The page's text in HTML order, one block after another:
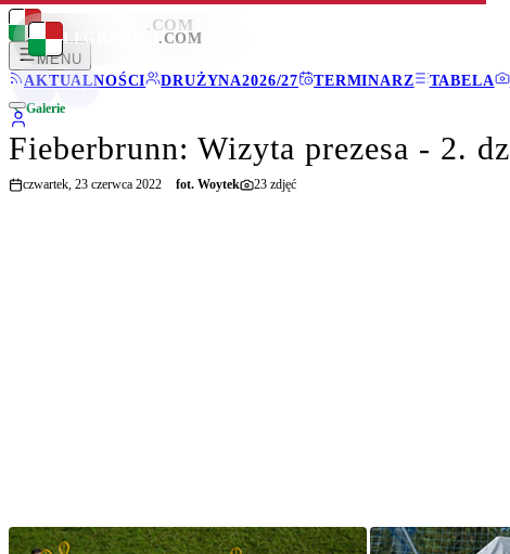
LEGIONISCI .COM
MENU
AKTUALNOŚCI
DRUŻYNA2026/27 TERMINARZ TABELA
LEGIONISCI .COM
Galerie
Fieberbrunn: Wizyta prezesa - 2.
czwartek, 23 czerwca 2022 fot. Woytek 23 zdjęć